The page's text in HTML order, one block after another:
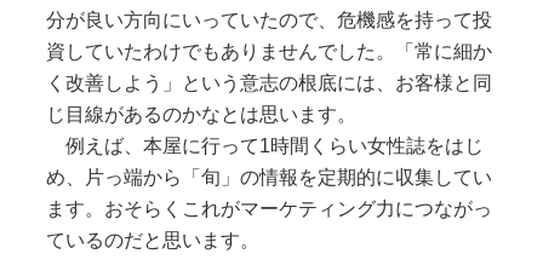
分が良い方向にいっていたので、危機感を持って投
資していたわけでもありませんでした。「常に細か
く改善しよう」という意志の根底には、お客様と同
じ目線があるのかなとは思います。
例えば、本屋に行って1時間くらい女性誌をはじ
め、片っ端から「旬」の情報を定期的に収集してい
ます。おそらくこれがマーケティング力につながっ
ているのだと思います。